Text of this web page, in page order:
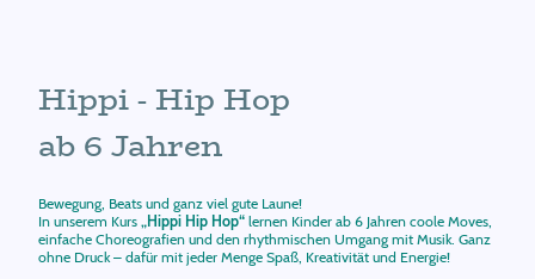
Hippi - Hip Hop
ab 6 Jahren
Bewegung, Beats und ganz viel gute Laune!
In unserem Kurs „Hippi Hip Hop“ lernen Kinder ab 6 Jahren coole Moves,
einfache Choreografien und den rhythmischen Umgang mit Musik. Ganz
ohne Druck – dafür mit jeder Menge Spaß, Kreativität und Energie!